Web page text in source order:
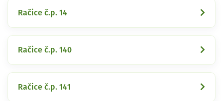
Račice č.p. 14
Račice č.p. 140
Račice č.p. 141